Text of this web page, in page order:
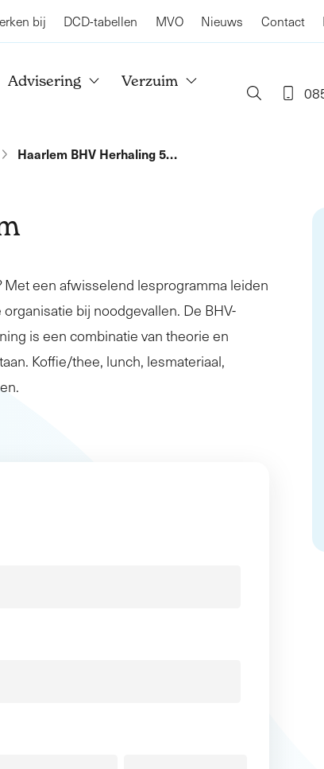
bij DCD-tabellen MVO Nieuws Contact
Advisering
Verzuim
Haarlem BHV Herhaling 5…
Met een afwisselend lesprogramma leiden
bij noodgevallen. De BHV-
is een combinatie van theorie en
Koffie/thee, lunch, lesmateriaal,